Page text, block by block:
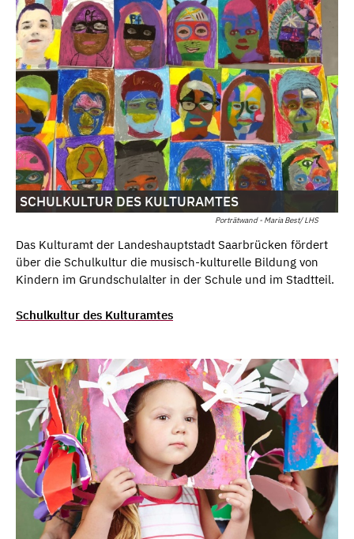
Porträtwand - Maria Best/ LHS
SCHULKULTUR DES KULTURAMTES
Das Kulturamt der Landeshauptstadt Saarbrücken fördert
über die Schulkultur die musisch-kulturelle Bildung von
Kindern im Grundschulalter in der Schule und im Stadtteil.
Schulkultur des Kulturamtes